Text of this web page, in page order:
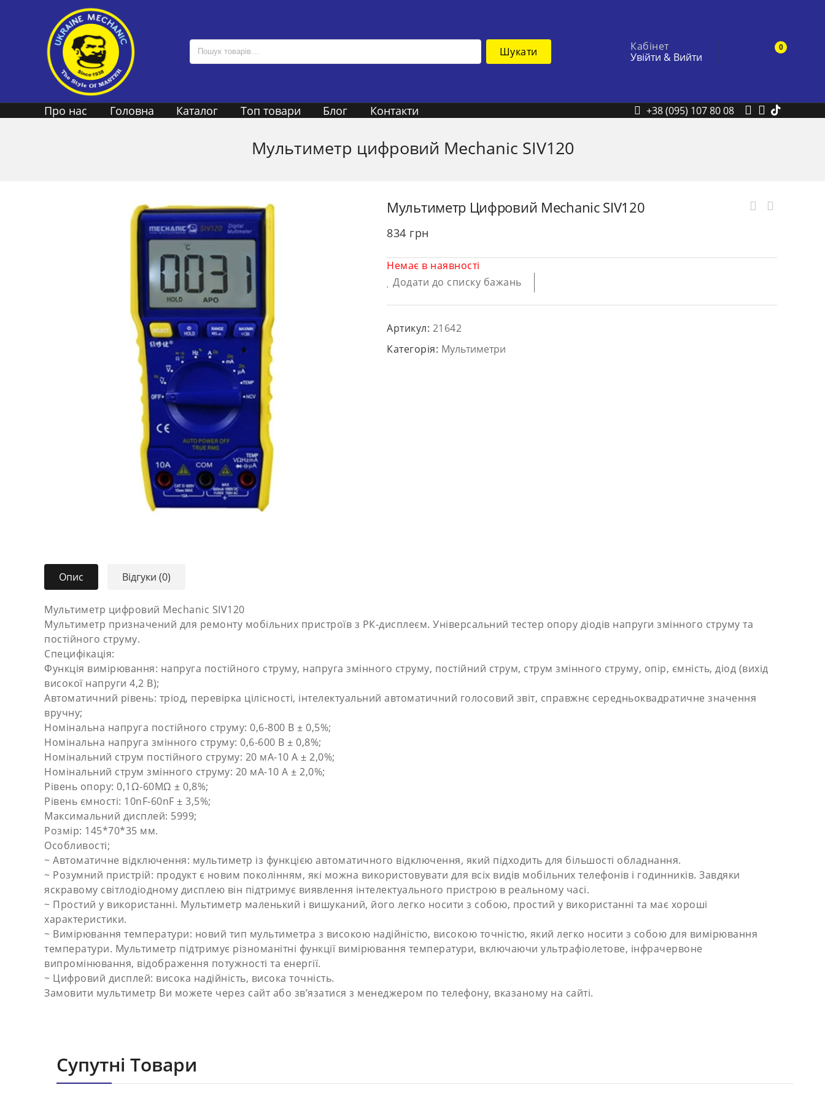
Шукати
Кабінет
Увійти & Вийти
0
Про нас Головна Каталог Топ товари Блог Контакти +38 (095) 107 80 08
Мультиметр цифровий Mechanic SIV120
Мультиметр Цифровий Mechanic SIV120
834 грн
Немає в наявності
Додати до списку бажань
Артикул: 21642
Категорія: Мультиметри
Опис Відгуки (0)
Мультиметр цифровий Mechanic SIV120
Мультиметр призначений для ремонту мобільних пристроїв з РК-дисплеєм. Універсальний тестер опору діодів напруги змінного струму та
постійного струму.
Специфікація:
Функція вимірювання: напруга постійного струму, напруга змінного струму, постійний струм, струм змінного струму, опір, ємність, діод (вихід
високої напруги 4,2 В);
Автоматичний рівень: тріод, перевірка цілісності, інтелектуальний автоматичний голосовий звіт, справжнє середньоквадратичне значення
вручну;
Номінальна напруга постійного струму: 0,6-800 В ± 0,5%;
Номінальна напруга змінного струму: 0,6-600 В ± 0,8%;
Номінальний струм постійного струму: 20 мА-10 А ± 2,0%;
Номінальний струм змінного струму: 20 мА-10 А ± 2,0%;
Рівень опору: 0,1Ω-60MΩ ± 0,8%;
Рівень ємності: 10nF-60nF ± 3,5%;
Максимальний дисплей: 5999;
Розмір: 145*70*35 мм.
Особливості;
~ Автоматичне відключення: мультиметр із функцією автоматичного відключення, який підходить для більшості обладнання.
~ Розумний пристрій: продукт є новим поколінням, які можна використовувати для всіх видів мобільних телефонів і годинників. Завдяки
яскравому світлодіодному дисплею він підтримує виявлення інтелектуального пристрою в реальному часі.
~ Простий у використанні. Мультиметр маленький і вишуканий, його легко носити з собою, простий у використанні та має хороші
характеристики.
~ Вимірювання температури: новий тип мультиметра з високою надійністю, високою точністю, який легко носити з собою для вимірювання
температури. Мультиметр підтримує різноманітні функції вимірювання температури, включаючи ультрафіолетове, інфрачервоне
випромінювання, відображення потужності та енергії.
~ Цифровий дисплей: висока надійність, висока точність.
Замовити мультиметр Ви можете через сайт або зв’язатися з менеджером по телефону, вказаному на сайті.
Супутні Товари